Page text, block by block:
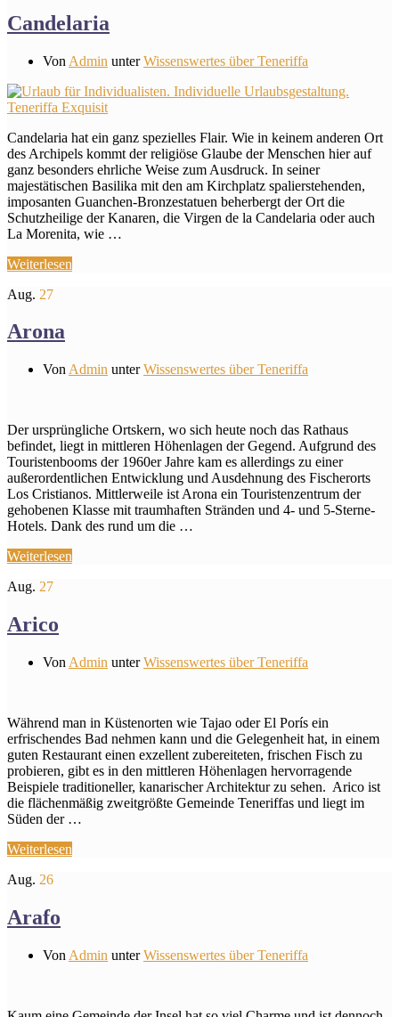
Candelaria
Von Admin unterWissenswertes über Teneriffa
Candelaria hat ein ganz spezielles Flair. Wie in keinem anderen Ort
des Archipels kommt der religiöse Glaube der Menschen hier auf
ganz besonders ehrliche Weise zum Ausdruck. In seiner
majestätischen Basilika mit den am Kirchplatz spalierstehenden,
imposanten Guanchen-Bronzestatuen beherbergt der Ort die
Schutzheilige der Kanaren, die Virgen de la Candelaria oder auch
La Morenita, wie …
Weiterlesen
Aug. 27
Arona
Von Admin unterWissenswertes über Teneriffa
​Der ursprüngliche Ortskern, wo sich heute noch das Rathaus
befindet, liegt in mittleren Höhenlagen der Gegend. Aufgrund des
Touristenbooms der 1960er Jahre kam es allerdings zu einer
außerordentlichen Entwicklung und Ausdehnung des Fischerorts
Los Cristianos. Mittlerweile ist Arona ein Touristenzentrum der
gehobenen Klasse mit traumhaften Stränden und 4- und 5-Sterne-
Hotels. Dank des rund um die …
Weiterlesen
Aug. 27
Arico
Von Admin unterWissenswertes über Teneriffa
Während man in Küstenorten wie Tajao oder El Porís ein
erfrischendes Bad nehmen kann und die Gelegenheit hat, in einem
guten Restaurant einen exzellent zubereiteten, frischen Fisch zu
probieren, gibt es in den mittleren Höhenlagen hervorragende
Beispiele traditioneller, kanarischer Architektur zu sehen. ​ Arico ist
die flächenmäßig zweitgrößte Gemeinde Teneriffas und liegt im
Süden der …
Weiterlesen
Aug. 26
Arafo
Von Admin unterWissenswertes über Teneriffa